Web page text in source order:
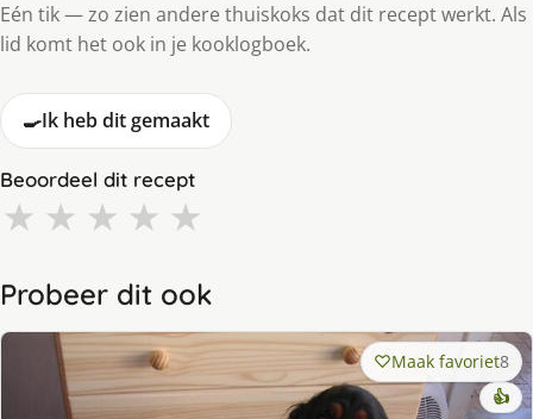
Eén tik — zo zien andere thuiskoks dat dit recept werkt. Als
lid komt het ook in je kooklogboek.
🍳Ik heb dit gemaakt
Beoordeel dit recept
★ ★ ★ ★ ★
Probeer dit ook
Maak favoriet8
👍